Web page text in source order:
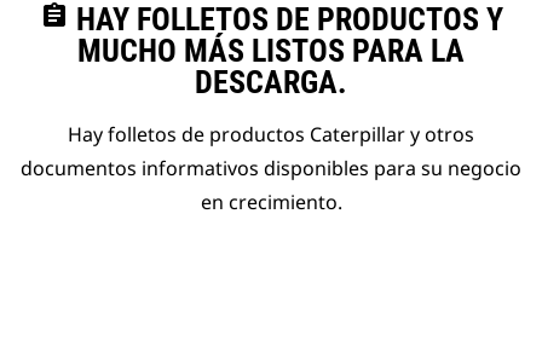
assignment HAY FOLLETOS DE PRODUCTOS Y
MUCHO MÁS LISTOS PARA LA
DESCARGA.
Hay folletos de productos Caterpillar y otros
documentos informativos disponibles para su negocio
en crecimiento.